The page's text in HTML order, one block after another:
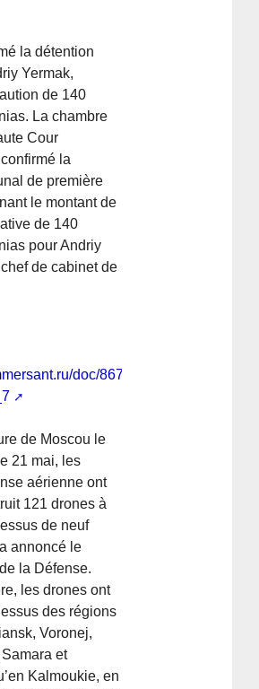
la détention
Yermak,
de 140
La chambre
Cour
la
de première
le montant de
de 140
pour Andriy
de cabinet de
doc/8674179?
de Moscou le
21 mai, les
aérienne ont
121 drones à
de neuf
annoncé le
la Défense.
les drones ont
des régions
Voronej,
et
Kalmoukie, en